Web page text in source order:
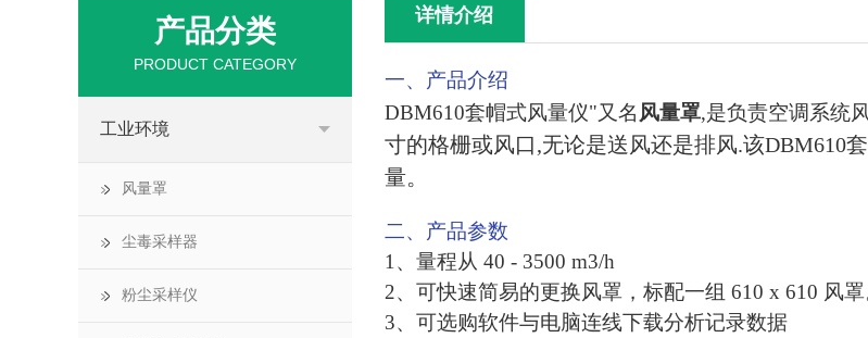
详情介绍
一、产品介绍
DBM610套帽式风量仪"又名 风量罩,是负责空调系统
寸的格栅或风口,无论是送风还是排风.该DBM610
量。
二、产品参数
1、量程从 40 - 3500 m3/h
2、可快速简易的更换风罩，标配一组 610 x 610 风罩
3、可选购软件与电脑连线下载分析记录数据
产品分类
PRODUCT CATEGORY
工业环境
风量罩
尘毒采样器
粉尘采样仪